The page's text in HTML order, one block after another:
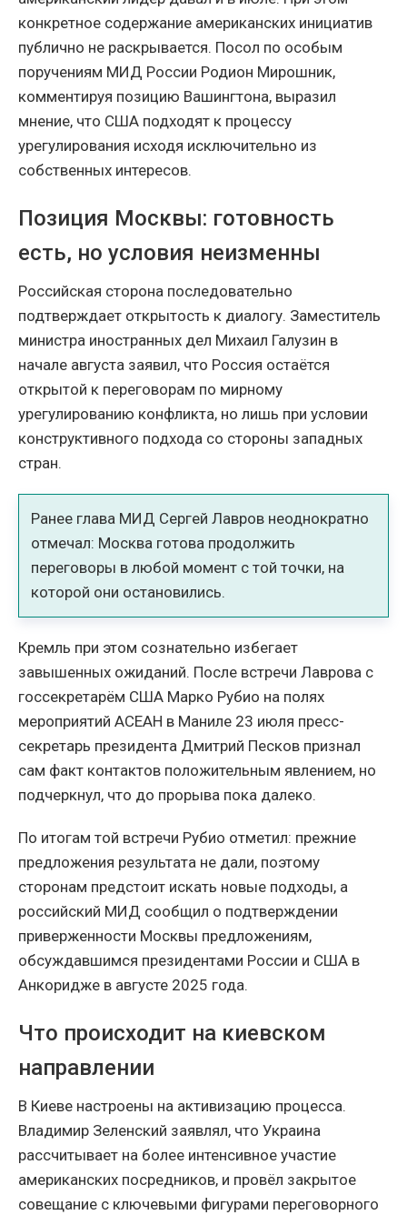
конкретное содержание американских инициатив
публично не раскрывается. Посол по особым
поручениям МИД России Родион Мирошник,
комментируя позицию Вашингтона, выразил
мнение, что США подходят к процессу
урегулирования исходя исключительно из
собственных интересов.
Позиция Москвы: готовность
есть, но условия неизменны
Российская сторона последовательно
подтверждает открытость к диалогу. Заместитель
министра иностранных дел Михаил Галузин в
начале августа заявил, что Россия остаётся
открытой к переговорам по мирному
урегулированию конфликта, но лишь при условии
конструктивного подхода со стороны западных
стран.
Ранее глава МИД Сергей Лавров неоднократно
отмечал: Москва готова продолжить
переговоры в любой момент с той точки, на
которой они остановились.
Кремль при этом сознательно избегает
завышенных ожиданий. После встречи Лаврова с
госсекретарём США Марко Рубио на полях
мероприятий АСЕАН в Маниле 23 июля пресс-
секретарь президента Дмитрий Песков признал
сам факт контактов положительным явлением, но
подчеркнул, что до прорыва пока далеко.
По итогам той встречи Рубио отметил: прежние
предложения результата не дали, поэтому
сторонам предстоит искать новые подходы, а
российский МИД сообщил о подтверждении
приверженности Москвы предложениям,
обсуждавшимся президентами России и США в
Анкоридже в августе 2025 года.
Что происходит на киевском
направлении
В Киеве настроены на активизацию процесса.
Владимир Зеленский заявлял, что Украина
рассчитывает на более интенсивное участие
американских посредников, и провёл закрытое
совещание с ключевыми фигурами переговорного